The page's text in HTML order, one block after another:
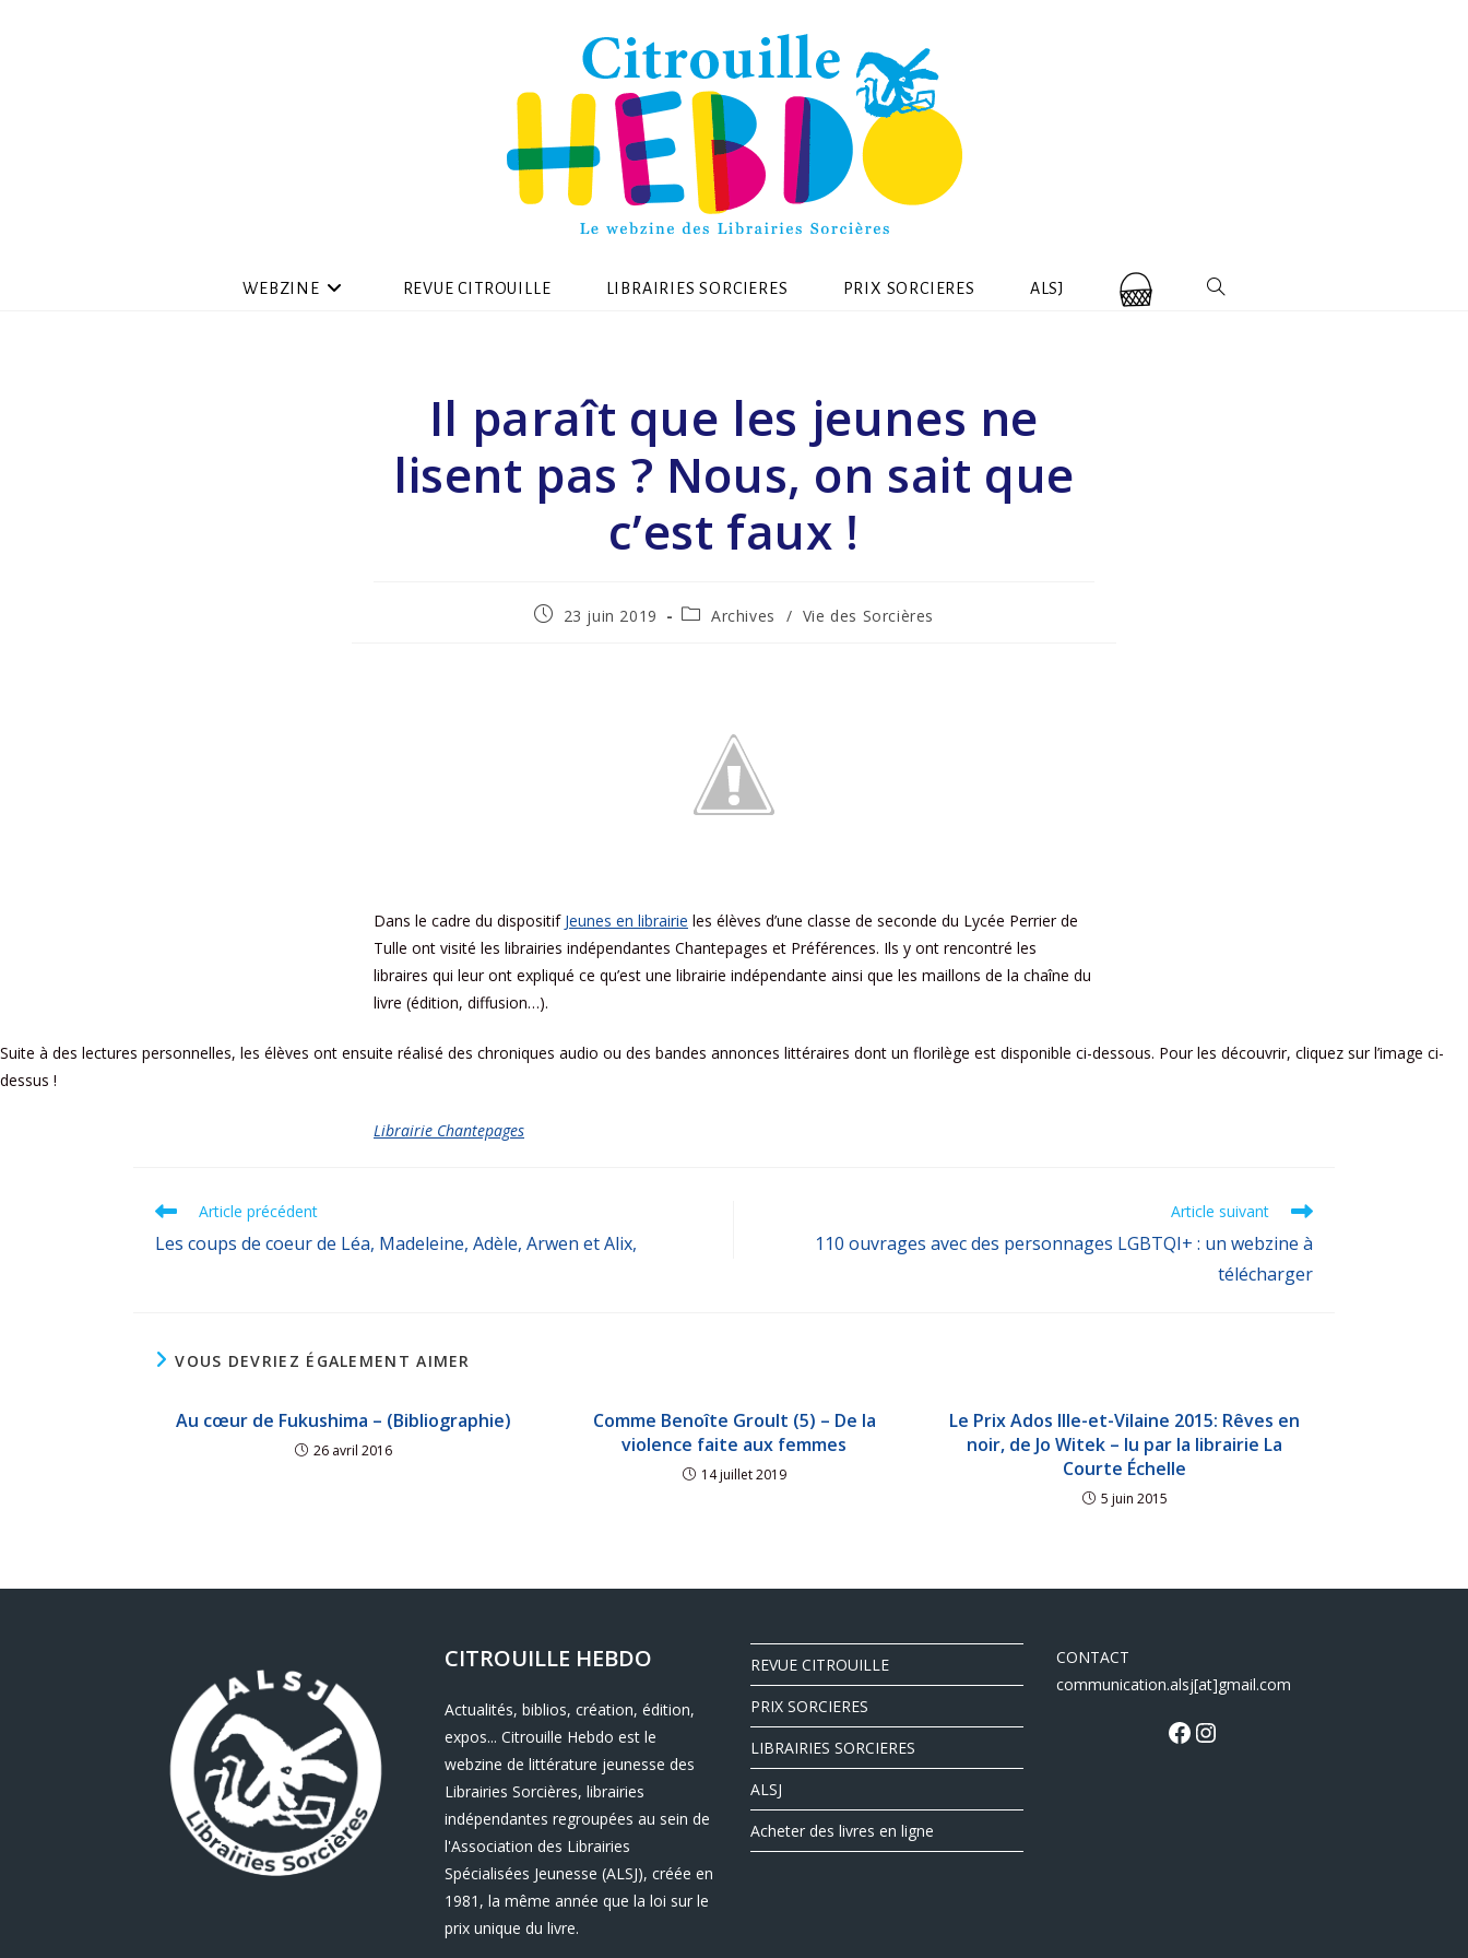
WEBZINE REVUE CITROUILLE LIBRAIRIES SORCIERES PRIX SORCIERES ALSJ
Il paraît que les jeunes ne
lisent pas ? Nous, on sait que
c’est faux !
23 juin 2019 Archives / Vie des Sorcières
Dans le cadre du dispositif Jeunes en librairie les élèves d’une classe de seconde du Lycée Perrier de
Tulle ont visité les librairies indépendantes Chantepages et Préférences. Ils y ont rencontré les
libraires qui leur ont expliqué ce qu’est une librairie indépendante ainsi que les maillons de la chaîne du
livre (édition, diffusion…).
Suite à des lectures personnelles, les élèves ont ensuite réalisé des chroniques audio ou des bandes annonces littéraires dont un florilège est disponible ci-dessous. Pour les découvrir, cliquez sur l’image ci-
dessus !
Librairie Chantepages
Article précédent
Les coups de coeur de Léa, Madeleine, Adèle, Arwen et Alix,
Article suivant
110 ouvrages avec des personnages LGBTQI+ : un webzine à
télécharger
VOUS DEVRIEZ ÉGALEMENT AIMER
Au cœur de Fukushima – (Bibliographie)
26 avril 2016
Comme Benoîte Groult (5) – De la
violence faite aux femmes
14 juillet 2019
Le Prix Ados Ille-et-Vilaine 2015: Rêves en
noir, de Jo Witek – lu par la librairie La
Courte Échelle
5 juin 2015
CITROUILLE HEBDO
Actualités, biblios, création, édition,
expos... Citrouille Hebdo est le
webzine de littérature jeunesse des
Librairies Sorcières, librairies
indépendantes regroupées au sein de
l'Association des Librairies
Spécialisées Jeunesse (ALSJ), créée en
1981, la même année que la loi sur le
prix unique du livre.
REVUE CITROUILLE
PRIX SORCIERES
LIBRAIRIES SORCIERES
ALSJ
Acheter des livres en ligne
CONTACT
communication.alsj[at]gmail.com